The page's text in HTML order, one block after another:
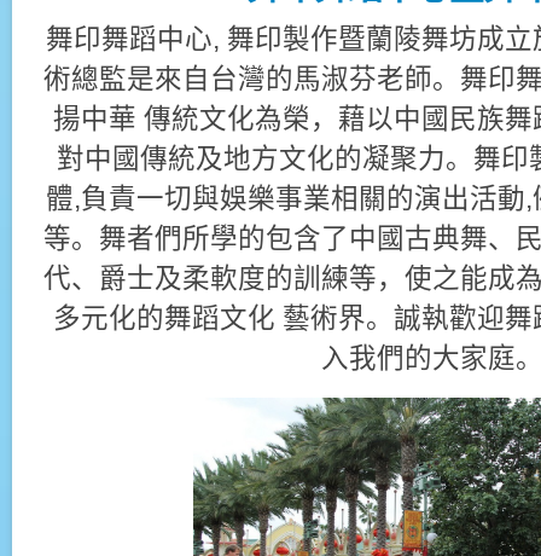
舞印舞蹈中心, 舞印製作暨蘭陵舞坊成
術總監是來自台灣的馬淑芬老師。舞印
揚中華 傳統文化為榮，藉以中國民族
對中國傳統及地方文化的凝聚力。舞
體,負責一切與娛樂事業相關的演出活動
等。舞者們所學的包含了中國古典舞、
代、爵士及柔軟度的訓練等，使之能成
多元化的舞蹈文化 藝術界。誠執歡迎
入我們的大家庭